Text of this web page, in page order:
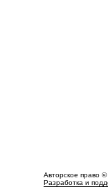
Авторское право
Разработка и